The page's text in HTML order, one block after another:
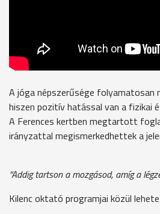
A jóga népszerűsége folyamatosan
hiszen pozitív hatással van a fizikai
A Ferences kertben megtartott
irányzattal megismerkedhettek a
“Addig tartson a mozgásod, amíg a
Kilenc oktató programjai közül